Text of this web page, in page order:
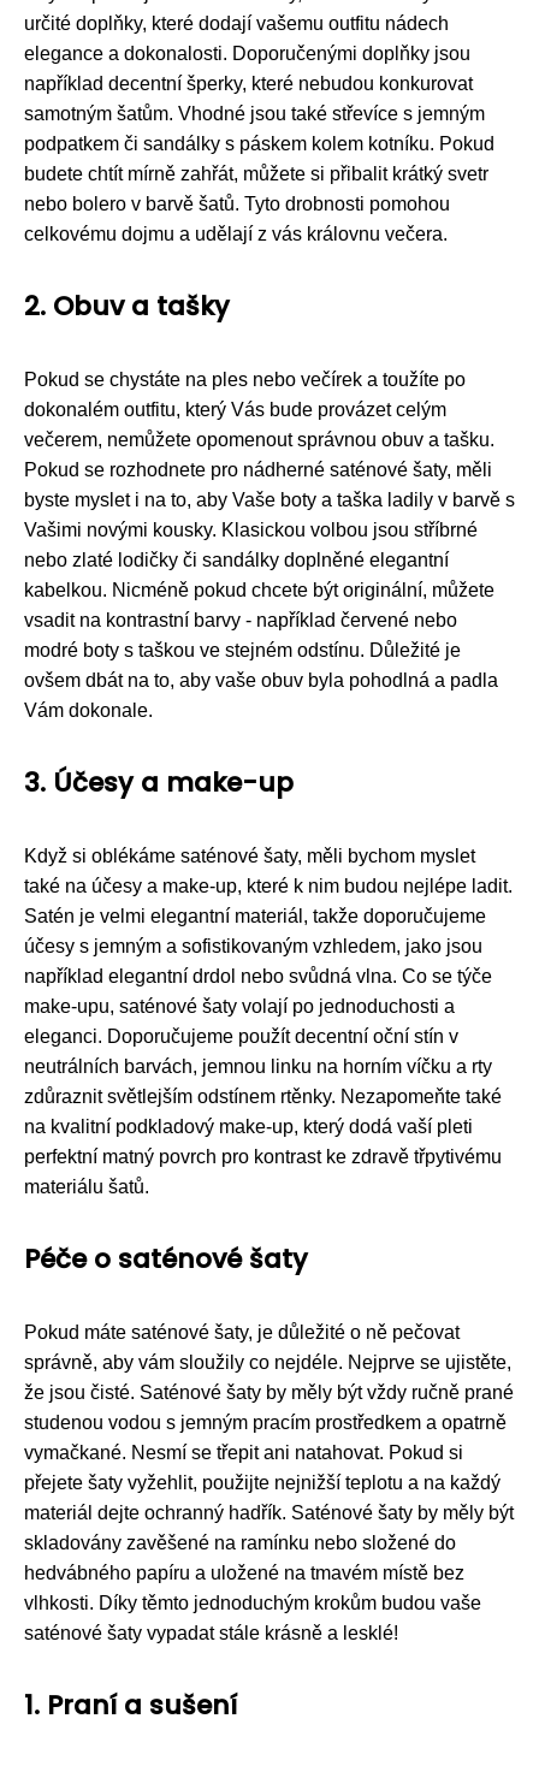
určité doplňky, které dodají vašemu outfitu nádech
elegance a dokonalosti. Doporučenými doplňky jsou
například decentní šperky, které nebudou konkurovat
samotným šatům. Vhodné jsou také střevíce s jemným
podpatkem či sandálky s páskem kolem kotníku. Pokud
budete chtít mírně zahřát, můžete si přibalit krátký svetr
nebo bolero v barvě šatů. Tyto drobnosti pomohou
celkovému dojmu a udělají z vás královnu večera.
2. Obuv a tašky
Pokud se chystáte na ples nebo večírek a toužíte po
dokonalém outfitu, který Vás bude provázet celým
večerem, nemůžete opomenout správnou obuv a tašku.
Pokud se rozhodnete pro nádherné saténové šaty, měli
byste myslet i na to, aby Vaše boty a taška ladily v barvě s
Vašimi novými kousky. Klasickou volbou jsou stříbrné
nebo zlaté lodičky či sandálky doplněné elegantní
kabelkou. Nicméně pokud chcete být originální, můžete
vsadit na kontrastní barvy - například červené nebo
modré boty s taškou ve stejném odstínu. Důležité je
ovšem dbát na to, aby vaše obuv byla pohodlná a padla
Vám dokonale.
3. Účesy a make-up
Když si oblékáme saténové šaty, měli bychom myslet
také na účesy a make-up, které k nim budou nejlépe ladit.
Satén je velmi elegantní materiál, takže doporučujeme
účesy s jemným a sofistikovaným vzhledem, jako jsou
například elegantní drdol nebo svůdná vlna. Co se týče
make-upu, saténové šaty volají po jednoduchosti a
eleganci. Doporučujeme použít decentní oční stín v
neutrálních barvách, jemnou linku na horním víčku a rty
zdůraznit světlejším odstínem rtěnky. Nezapomeňte také
na kvalitní podkladový make-up, který dodá vaší pleti
perfektní matný povrch pro kontrast ke zdravě třpytivému
materiálu šatů.
Péče o saténové šaty
Pokud máte saténové šaty, je důležité o ně pečovat
správně, aby vám sloužily co nejdéle. Nejprve se ujistěte,
že jsou čisté. Saténové šaty by měly být vždy ručně prané
studenou vodou s jemným pracím prostředkem a opatrně
vymačkané. Nesmí se třepit ani natahovat. Pokud si
přejete šaty vyžehlit, použijte nejnižší teplotu a na každý
materiál dejte ochranný hadřík. Saténové šaty by měly být
skladovány zavěšené na ramínku nebo složené do
hedvábného papíru a uložené na tmavém místě bez
vlhkosti. Díky těmto jednoduchým krokům budou vaše
saténové šaty vypadat stále krásně a lesklé!
1. Praní a sušení